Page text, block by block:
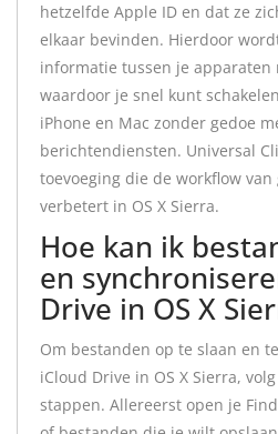
hetzelfde Apple ID en dat ze
elkaar bevinden. Hierdoor
informatie tussen je apparaten
waardoor je snel kunt
iPhone en Mac zonder gedoe
berichtendiensten. Universal
toevoeging die de workflow
verbetert in OS X Sierra.
Hoe kan ik
en
Drive in OS X
Om bestanden op te slaan en
iCloud Drive in OS X Sierra,
stappen. Allereerst open je